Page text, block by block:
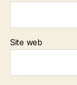
Site web